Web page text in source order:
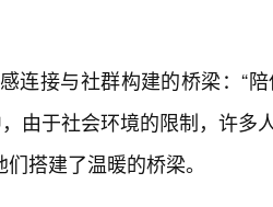
连接与社群构建的桥梁：“
由于社会环境的限制，许多
们搭建了温暖的桥梁。